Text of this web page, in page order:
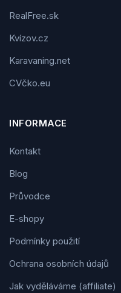
RealFree.sk
Kvízov.cz
Karavaning.net
CVčko.eu
INFORMACE
Kontakt
Blog
Průvodce
E-shopy
Podmínky použití
Ochrana osobních údajů
Jak vyděláváme (affiliate)